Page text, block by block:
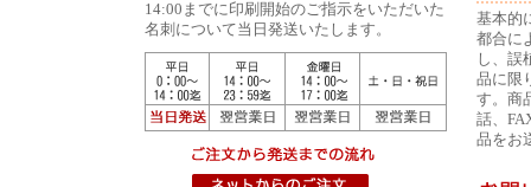
14:00までに印刷開始のご指示をいただいた
名刺について当日発送いたします。
基本的
都合に
し、誤
品に限
す。商
話、
品をお